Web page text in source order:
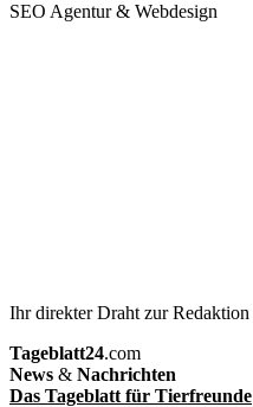
SEO Agentur & Webdesign
Ihr direkter Draht zur Redaktion
Tageblatt24.com
News & Nachrichten
Das Tageblatt für Tierfreunde